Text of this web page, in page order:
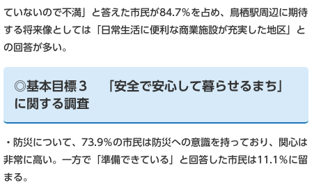
ていないので不満」と答えた市民が84.7％を占め、鳥栖駅周辺に期待
する将来像としては「日常生活に便利な商業施設が充実した地区」と
の回答が多い。
◎基本目標３ 「安全で安心して暮らせるまち」
に関する調査
・防災について、73.9％の市民は防災への意識を持っており、関心は
非常に高い。一方で「準備できている」と回答した市民は11.1％に留
まる。